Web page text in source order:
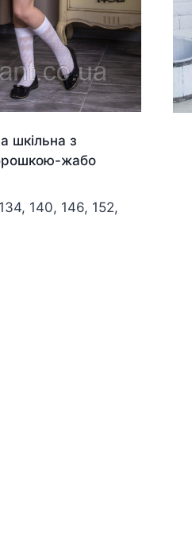
шкільна з
жабо
140, 146, 152,